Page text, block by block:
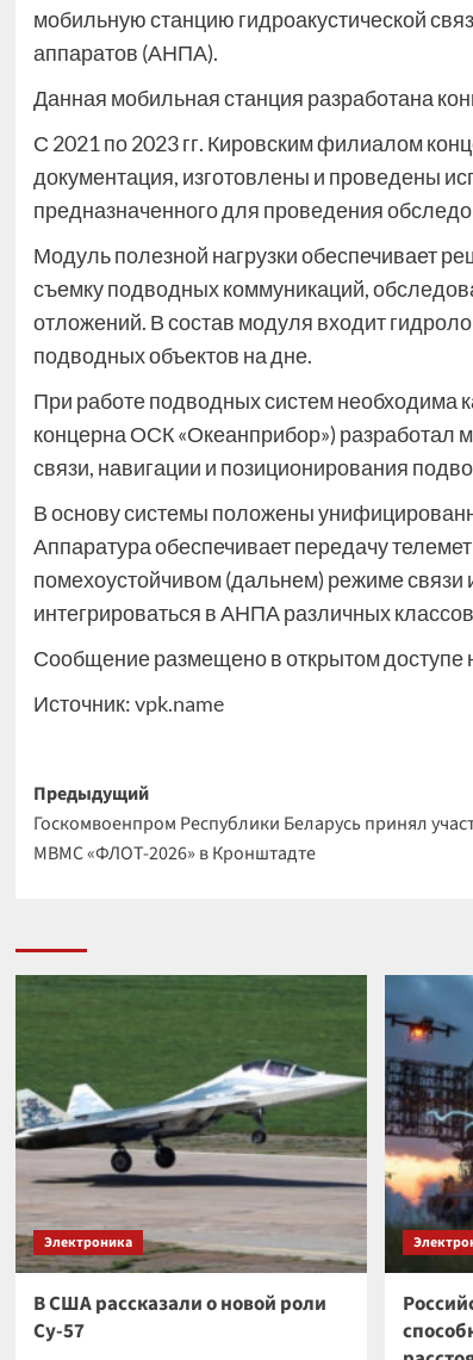
мобильную станцию гидроакустической
аппаратов (АНПА).
Данная мобильная станция разработана
С 2021 по 2023 гг. Кировским филиалом
документация, изготовлены и проведены
предназначенного для проведения
Модуль полезной нагрузки обеспечивает
съемку подводных коммуникаций,
отложений. В состав модуля входит
подводных объектов на дне.
При работе подводных систем необходима
концерна ОСК «Океанприбор») разработал
связи, навигации и позиционирования
В основу системы положены
Аппаратура обеспечивает передачу
помехоустойчивом (дальнем) режиме
интегрироваться в АНПА различных
Сообщение размещено в открытом доступе
Источник:vpk.name
Навигация
записи
Предыдущий
Госкомвоенпром Республики Беларусь принял
МВМС «ФЛОТ-2026» в Кронштадте
Электроника
В США рассказали о новой роли
Су-57